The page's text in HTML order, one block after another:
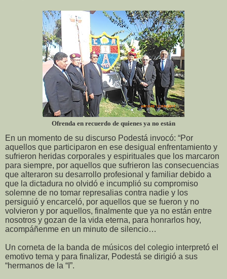
Ofrenda en recuerdo de quienes ya no están
En un momento de su discurso Podestá invocó: “Por
aquellos que participaron en ese desigual enfrentamiento y
sufrieron heridas corporales y espirituales que los marcaron
para siempre, por aquellos que sufrieron las consecuencias
que alteraron su desarrollo profesional y familiar debido a
que la dictadura no olvidó e incumplió su compromiso
solemne de no tomar represalias contra nadie y los
persiguió y encarceló, por aquellos que se fueron y no
volvieron y por aquellos, finalmente que ya no están entre
nosotros y gozan de la vida eterna, para honrarlos hoy,
acompáñenme en un minuto de silencio…
Un corneta de la banda de músicos del colegio interpretó el
emotivo tema y para finalizar, Podestá se dirigió a sus
“hermanos de la “I”.